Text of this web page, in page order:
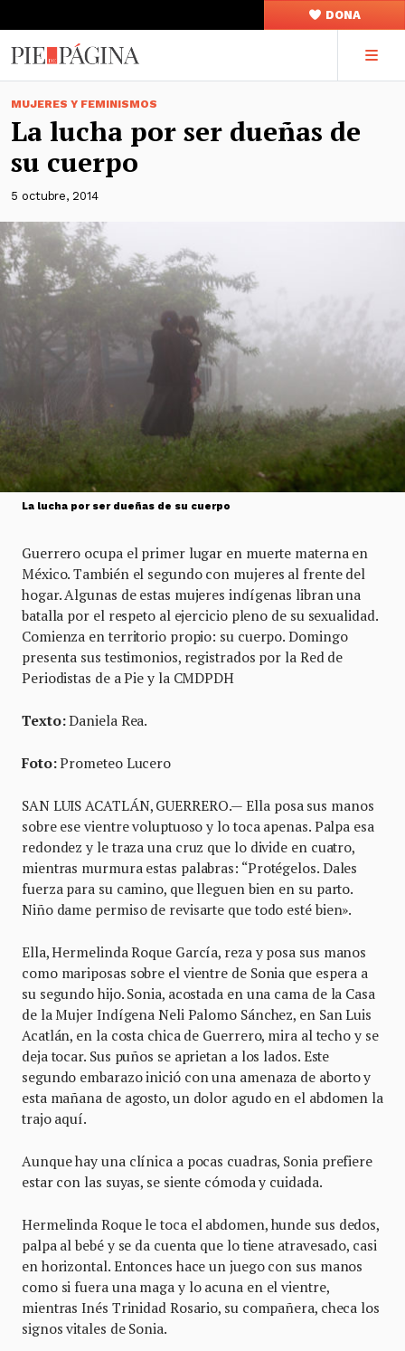
DONA
MUJERES Y FEMINISMOS
La lucha por ser dueñas de
su cuerpo
5 octubre, 2014
La lucha por ser dueñas de su cuerpo
Guerrero ocupa el primer lugar en muerte materna en
México. También el segundo con mujeres al frente del
hogar. Algunas de estas mujeres indígenas libran una
batalla por el respeto al ejercicio pleno de su sexualidad.
Comienza en territorio propio: su cuerpo. Domingo
presenta sus testimonios, registrados por la Red de
Periodistas de a Pie y la CMDPDH
Texto:Daniela Rea.
Foto:Prometeo Lucero
SAN LUIS ACATLÁN, GUERRERO.— Ella posa sus manos
sobre ese vientre voluptuoso y lo toca apenas. Palpa esa
redondez y le traza una cruz que lo divide en cuatro,
mientras murmura estas palabras: “Protégelos. Dales
fuerza para su camino, que lleguen bien en su parto.
Niño dame permiso de revisarte que todo esté bien».
Ella, Hermelinda Roque García, reza y posa sus manos
como mariposas sobre el vientre de Sonia que espera a
su segundo hijo. Sonia, acostada en una cama de la Casa
de la Mujer Indígena Neli Palomo Sánchez, en San Luis
Acatlán, en la costa chica de Guerrero, mira al techo y se
deja tocar. Sus puños se aprietan a los lados. Este
segundo embarazo inició con una amenaza de aborto y
esta mañana de agosto, un dolor agudo en el abdomen la
trajo aquí.
Aunque hay una clínica a pocas cuadras, Sonia prefiere
estar con las suyas, se siente cómoda y cuidada.
Hermelinda Roque le toca el abdomen, hunde sus dedos,
palpa al bebé y se da cuenta que lo tiene atravesado, casi
en horizontal. Entonces hace un juego con sus manos
como si fuera una maga y lo acuna en el vientre,
mientras Inés Trinidad Rosario, su compañera, checa los
signos vitales de Sonia.